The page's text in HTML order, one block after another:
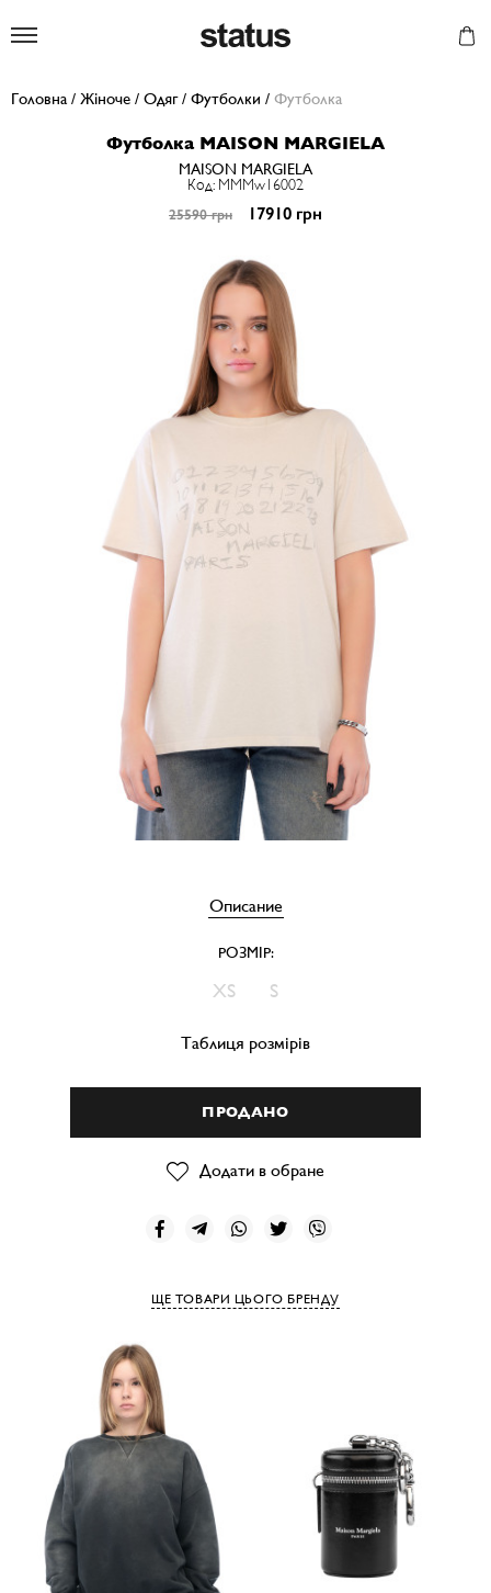
Головна / Жіноче / Одяг/ Футболки / Футболка
Футболка MAISON MARGIELA
MAISON MARGIELA
Код: MMMw16002
25590 грн 17910 грн
Описание
РОЗМІР:
XS S
Таблиця розмірів
ПРОДАНО
Додати в обране
ЩЕ ТОВАРИ ЦЬОГО БРЕНДУ